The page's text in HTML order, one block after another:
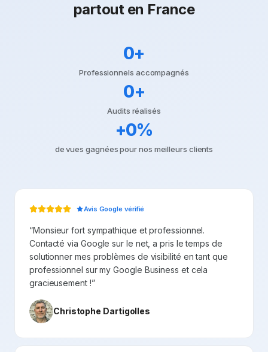
partout en France
0+
Professionnels accompagnés
0+
Audits réalisés
+0%
de vues gagnées pour nos meilleurs clients
Avis Google vérifié
“Monsieur fort sympathique et professionnel.
Contacté via Google sur le net, a pris le temps de
solutionner mes problèmes de visibilité en tant que
professionnel sur my Google Business et cela
gracieusement !”
Christophe Dartigolles